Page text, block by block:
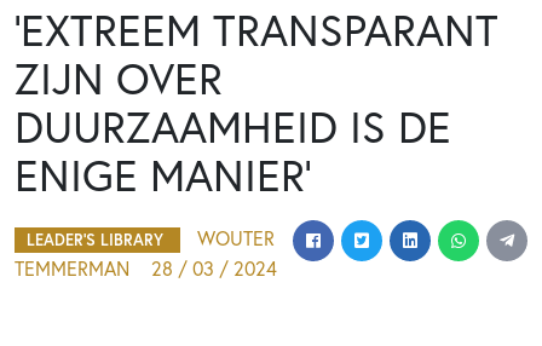
‘EXTREEM TRANSPARANT
ZIJN OVER
DUURZAAMHEID IS DE
ENIGE MANIER’
LEADER'S LIBRARY
WOUTER
TEMMERMAN
28 / 03 / 2024